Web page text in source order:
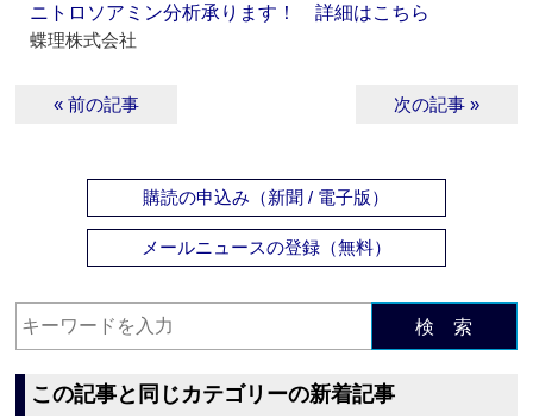
ニトロソアミン分析承ります！ 詳細はこちら
蝶理株式会社
« 前の記事 次の記事 »
購読の申込み（新聞 / 電子版）
メールニュースの登録（無料）
検 索
この記事と同じカテゴリーの新着記事